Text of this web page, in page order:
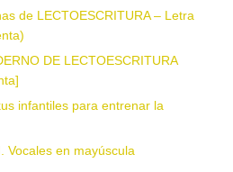
de LECTOESCRITURA – Letra
DE LECTOESCRITURA
infantiles para entrenar la
Vocales en mayúscula